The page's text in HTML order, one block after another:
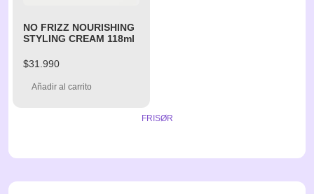
NO FRIZZ NOURISHING
STYLING CREAM 118ml
$31.990
Añadir al carrito
FRISØR